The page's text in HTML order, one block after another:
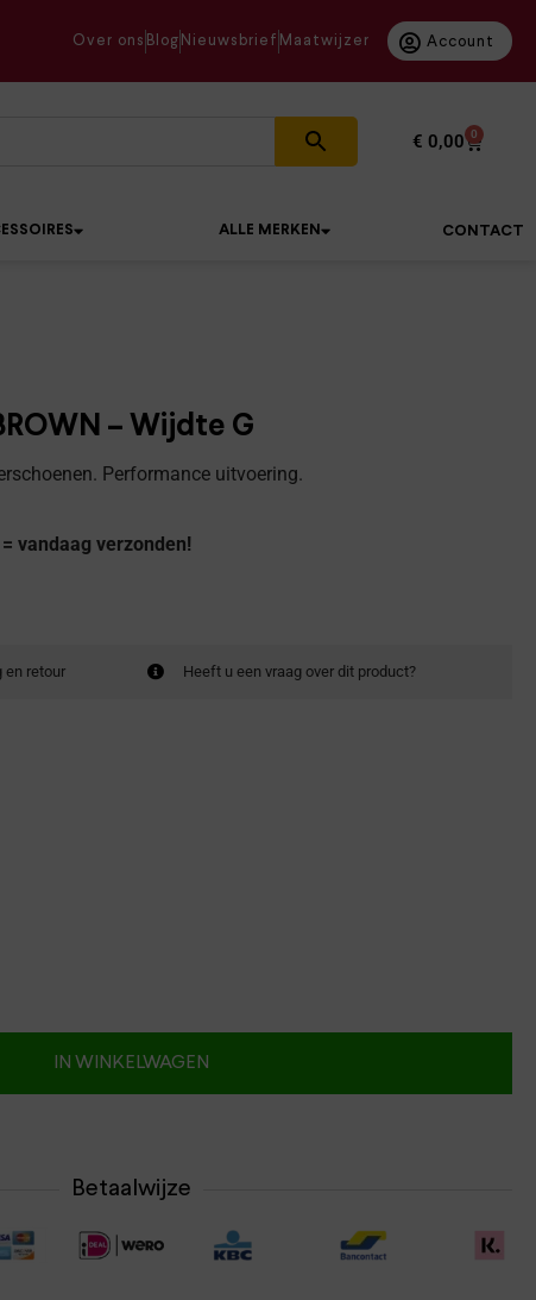
Over ons Blog Nieuwsbrief Maatwijzer Account
€ 0,00 0
ALLE MERKEN CONTACT
– Wijdte G
Performance uitvoering.
vandaag verzonden!
en retour Heeft u een vraag over dit product?
IN WINKELWAGEN
Betaalwijze